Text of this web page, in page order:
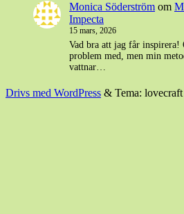
Monica Söderström om
Impecta
15 mars, 2026
Vad bra att jag får inspirera!
problem med, men min
vattnar…
Drivs med WordPress & Tema: